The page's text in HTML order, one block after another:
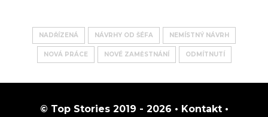
NADŘÍZENÁ NÁVRHY OD ŠÉFA NEMÍSTNÝ NÁVRH
NOVÁ PRÁCE NOVÉ ZAMĚSTNÁNÍ ODMÍTNUTÍ
© Top Stories 2019 - 2026 • Kontakt•